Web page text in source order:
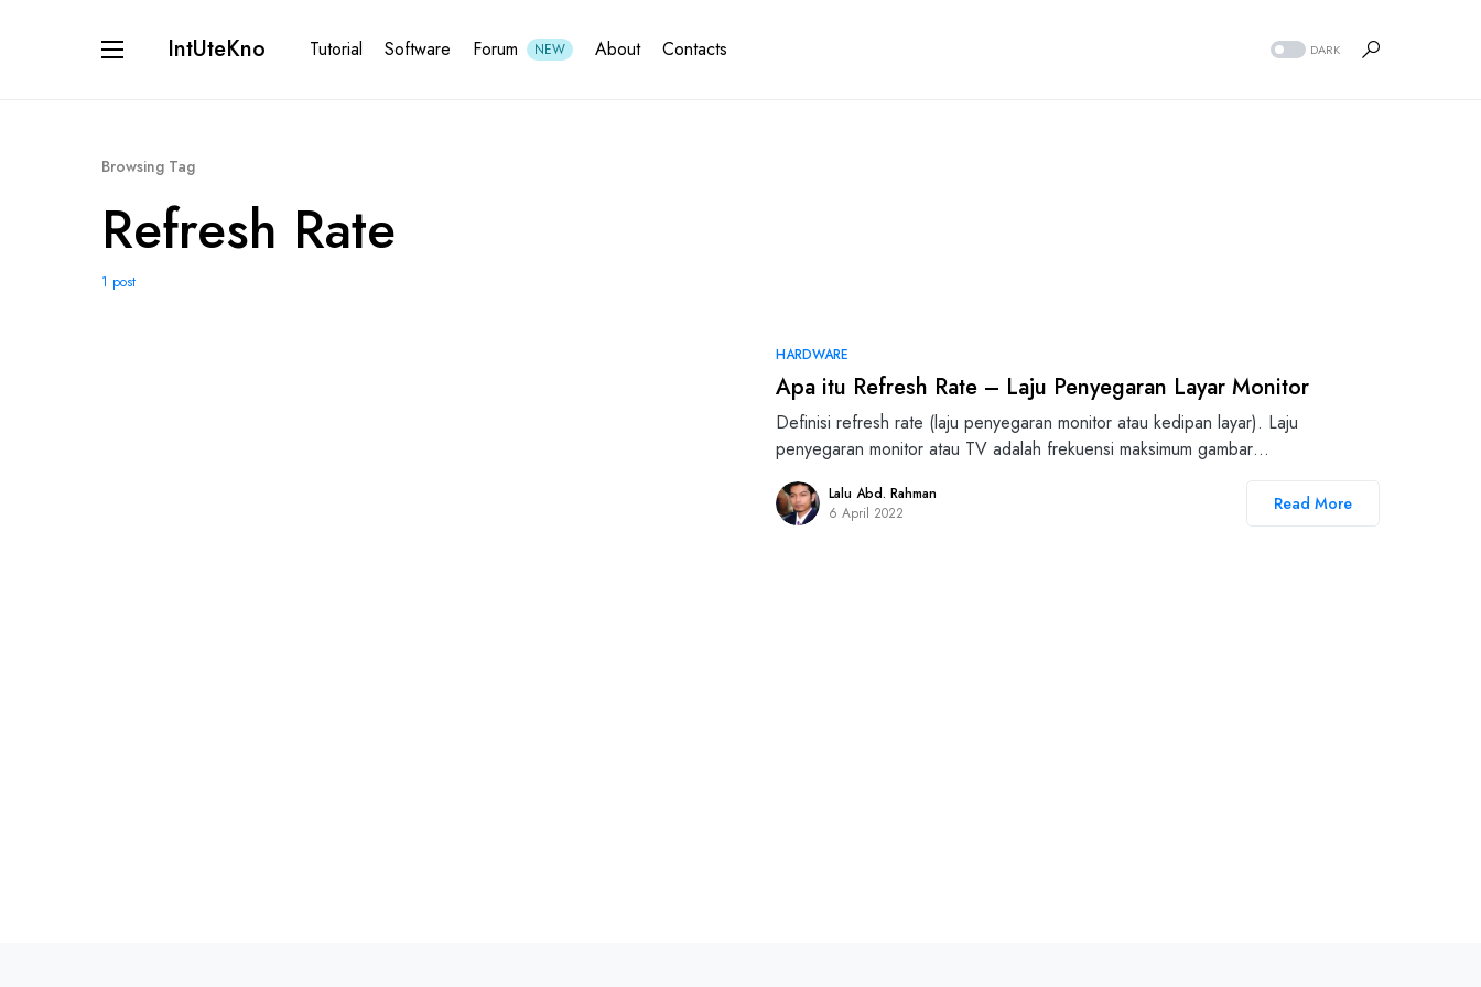
IntUteKno Tutorial Software Forum NEW About Contacts DARK
Browsing Tag
Refresh Rate
1 post
HARDWARE
Apa itu Refresh Rate – Laju Penyegaran Layar Monitor
Definisi refresh rate (laju penyegaran monitor atau kedipan layar). Laju
penyegaran monitor atau TV adalah frekuensi maksimum gambar…
Lalu Abd. Rahman
6 April 2022
Read More